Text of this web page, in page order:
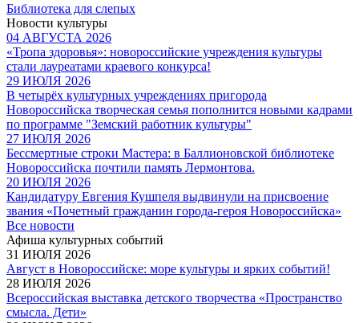
Библиотека для слепых
Новости культуры
04 АВГУСТА 2026
«Тропа здоровья»: новороссийские учреждения культуры
стали лауреатами краевого конкурса!
29 ИЮЛЯ 2026
В четырёх культурных учреждениях пригорода
Новороссийска творческая семья пополнится новыми кадрами
по программе "Земский работник культуры"
27 ИЮЛЯ 2026
Бессмертные строки Мастера: в Баллионовской библиотеке
Новороссийска почтили память Лермонтова.
20 ИЮЛЯ 2026
Кандидатуру Евгения Кушпеля выдвинули на присвоение
звания «Почетный гражданин города-героя Новороссийска»
Все новости
Афиша культурных событий
31 ИЮЛЯ 2026
Август в Новороссийске: море культуры и ярких событий!
28 ИЮЛЯ 2026
Всероссийская выставка детского творчества «Пространство
смысла. Дети»